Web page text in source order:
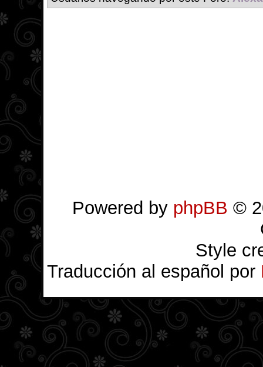
Powered by phpBB ©
Style
Traducción al español por